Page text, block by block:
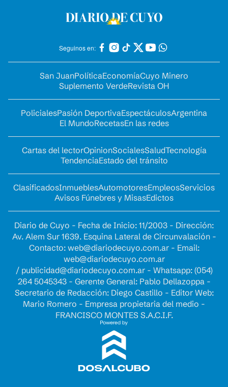
Seguinos en:
San JuanPolíticaEconomíaCuyo Minero
Suplemento VerdeRevista OH
PolicialesPasión DeportivaEspectáculosArgentina
El MundoRecetasEn las redes
Cartas del lectorOpinionSocialesSaludTecnología
TendenciaEstado del tránsito
ClasificadosInmueblesAutomotoresEmpleosServicios
Avisos Fúnebres y MisasEdictos
Diario de Cuyo - Fecha de Inicio: 11/2003 - Dirección:
Av. Alem Sur 1639. Esquina Lateral de Circunvalación -
Contacto: web@diariodecuyo.com.ar- Email:
web@diariodecuyo.com.ar
/ publicidad@diariodecuyo.com.ar- Whatsapp: (054)
264 5045343 - Gerente General: Pablo Dellazoppa -
Secretario de Redacción: Diego Castillo - Editor Web:
Mario Romero - Empresa propietaria del medio -
FRANCISCO MONTES S.A.C.I.F.